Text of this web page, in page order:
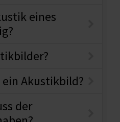
eines
Akustikbild?
der